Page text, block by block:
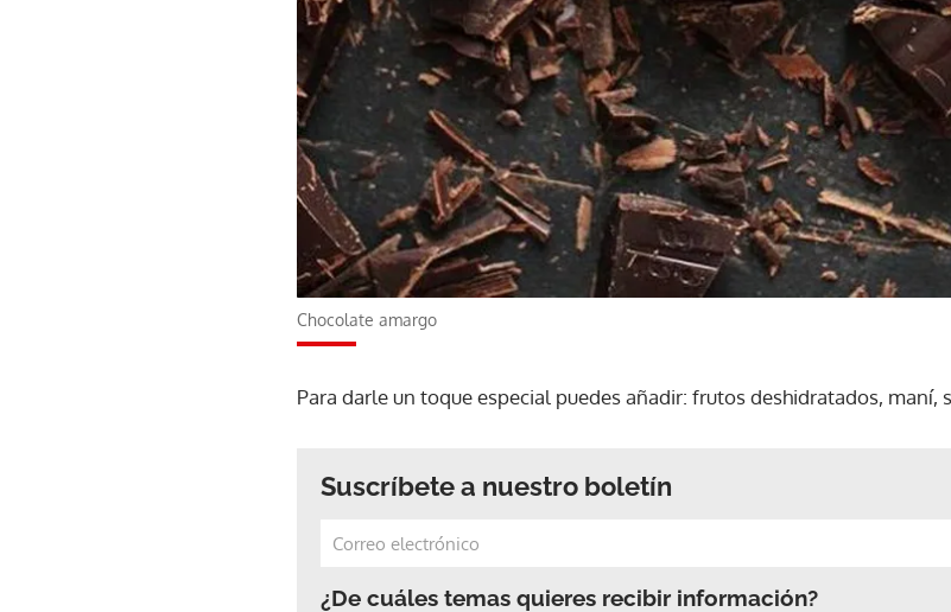
Chocolate amargo
Para darle un toque especial puedes añadir: frutos deshidratados, maní,
Suscríbete a nuestro boletín
¿De cuáles temas quieres recibir información?
Gracias por suscribirte a nuestro